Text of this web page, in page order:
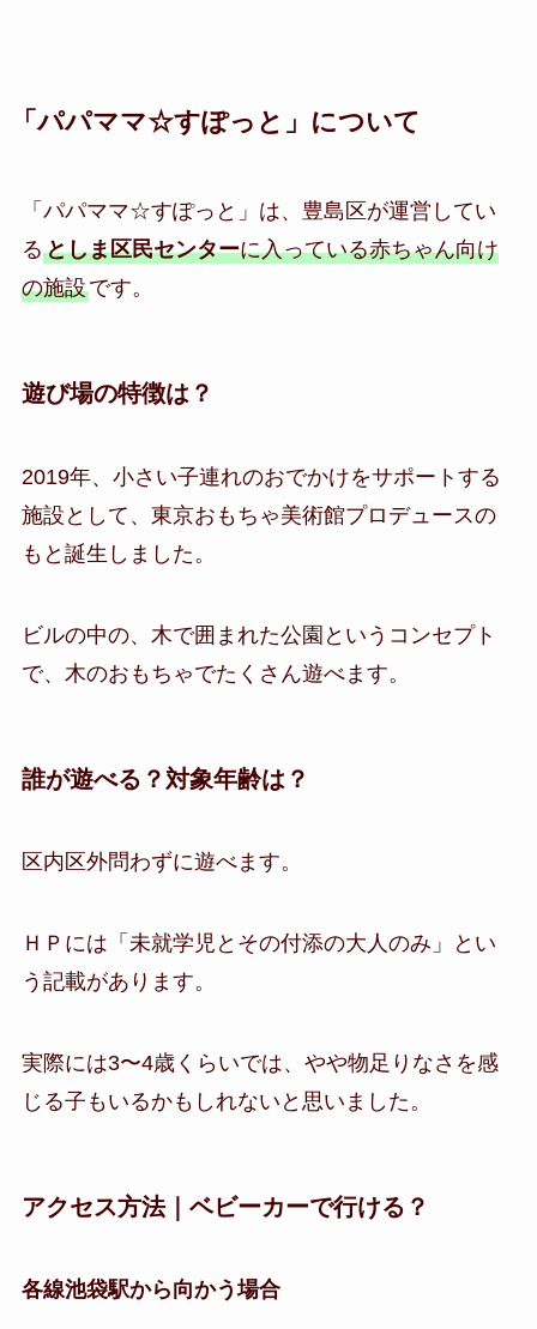
「パパママ☆すぽっと」について
「パパママ☆すぽっと」は、豊島区が運営してい
るとしま区民センターに入っている赤ちゃん向け
の施設です。
遊び場の特徴は？
2019年、小さい子連れのおでかけをサポートする
施設として、東京おもちゃ美術館プロデュースの
もと誕生しました。
ビルの中の、木で囲まれた公園というコンセプト
で、木のおもちゃでたくさん遊べます。
誰が遊べる？対象年齢は？
区内区外問わずに遊べます。
ＨＰには「未就学児とその付添の大人のみ」とい
う記載があります。
実際には3〜4歳くらいでは、やや物足りなさを感
じる子もいるかもしれないと思いました。
アクセス方法｜ベビーカーで行ける？
各線池袋駅から向かう場合